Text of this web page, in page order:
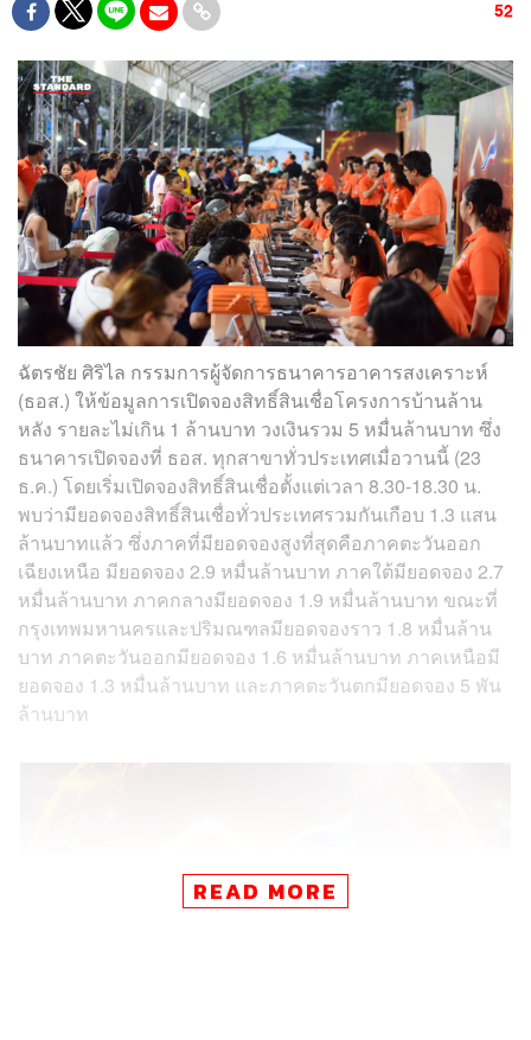
52
ฉัตรชัย ศิริไล กรรมการผู้จัดการธนาคารอาคารสงเคราะห์
(ธอส.) ให้ข้อมูลการเปิดจองสิทธิ์สินเชื่อโครงการบ้านล้าน
หลัง รายละไม่เกิน 1 ล้านบาท วงเงินรวม 5 หมื่นล้านบาท ซึ่ง
ธนาคารเปิดจองที่ ธอส. ทุกสาขาทั่วประเทศเมื่อวานนี้ (23
ธ.ค.) โดยเริ่มเปิดจองสิทธิ์สินเชื่อตั้งแต่เวลา 8.30-18.30 น.
พบว่ามียอดจองสิทธิ์สินเชื่อทั่วประเทศรวมกันเกือบ 1.3 แสน
ล้านบาทแล้ว ซึ่งภาคที่มียอดจองสูงที่สุดคือภาคตะวันออก
เฉียงเหนือ มียอดจอง 2.9 หมื่นล้านบาท ภาคใต้มียอดจอง 2.7
หมื่นล้านบาท ภาคกลางมียอดจอง 1.9 หมื่นล้านบาท ขณะที่
กรุงเทพมหานครและปริมณฑลมียอดจองราว 1.8 หมื่นล้าน
บาท ภาคตะวันออกมียอดจอง 1.6 หมื่นล้านบาท ภาคเหนือมี
ยอดจอง 1.3 หมื่นล้านบาท และภาคตะวันตกมียอดจอง 5 พัน
ล้านบาท
READ MORE